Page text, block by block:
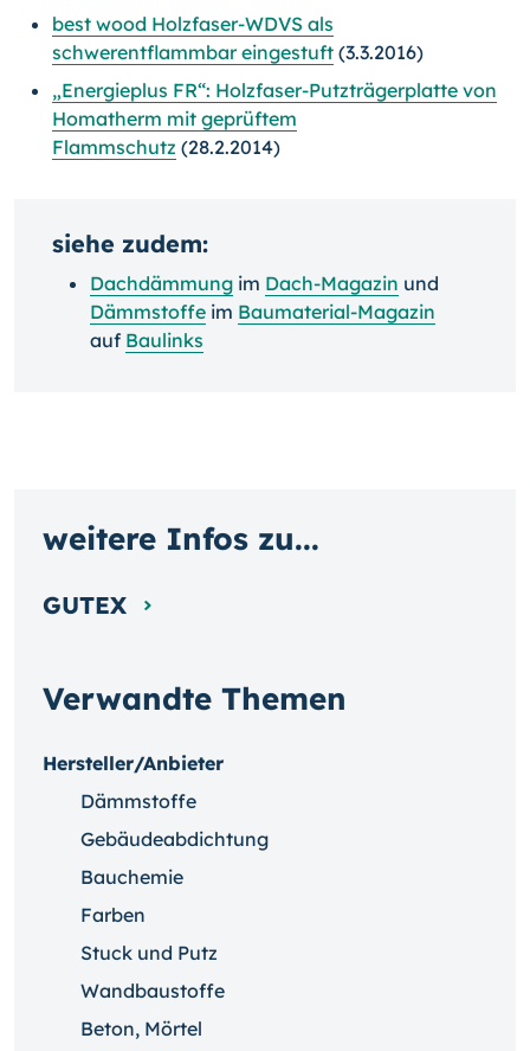
best wood Holzfaser-WDVS als
schwerentflammbar eingestuft (3.3.2016)
„Energieplus FR“: Holzfaser-Putzträgerplatte von
Homatherm mit geprüftem
Flammschutz (28.2.2014)
siehe zudem:
Dachdämmung im Dach-Magazin und
Dämmstoffe im Baumaterial-Magazin
auf Baulinks
Verwandte Themen
Hersteller/Anbieter
Dämmstoffe
Gebäudeabdichtung
Bauchemie
Farben
Stuck und Putz
Wandbaustoffe
Beton, Mörtel
weitere Infos zu...
GUTEX